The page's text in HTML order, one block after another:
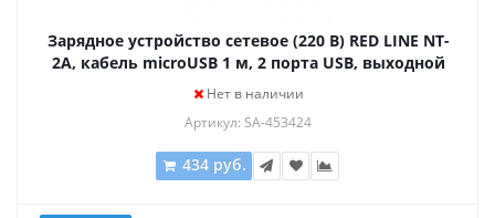
Зарядное устройство сетевое (220 В) RED LINE NT-
2A, кабель microUSB 1 м, 2 порта USB, выходной
ток 2,1 А, белое, УТ000012256
Нет в наличии
Артикул: SA-453424
434 руб.